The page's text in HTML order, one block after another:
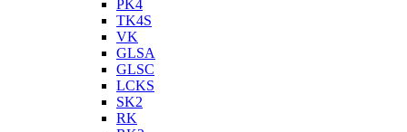
PK4
TK4S
VK
GLSA
GLSC
LCKS
SK2
RK